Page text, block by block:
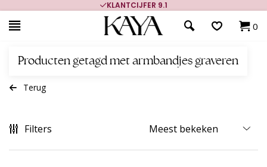
KLANTCIJFER 9.1
0
Producten getagd met armbandjes graveren
Terug
Filters